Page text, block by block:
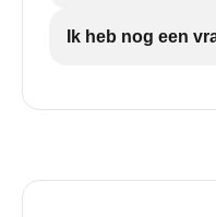
Ik heb nog een